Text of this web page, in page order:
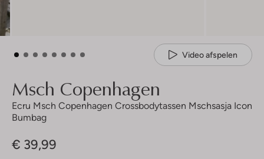
Video afspelen
Msch Copenhagen
Ecru Msch Copenhagen Crossbodytassen Mschsasja Icon
Bumbag
€ 39,99